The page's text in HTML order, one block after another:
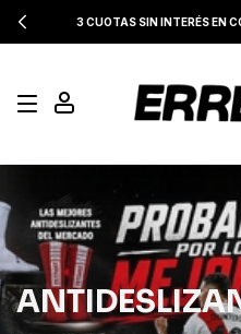
3 CUOTAS SIN INTERÉS EN